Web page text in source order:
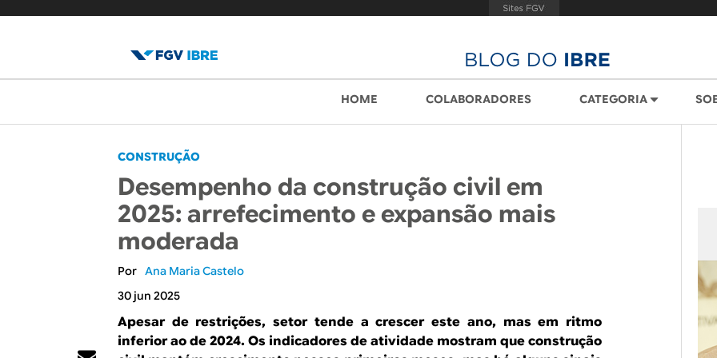
l
o
g
d
o
I
B
u
p
r
i
n
c
i
p
HOME COLABORADORES CATEGORIA
CONSTRUÇÃO
Desempenho da construção civil em
2025: arrefecimento e expansão mais
moderada
Ana Maria Castelo
30 jun 2025
Apesar de restrições, setor tende a crescer este ano, mas em ritmo
inferior ao de 2024. Os indicadores de atividade mostram que construção